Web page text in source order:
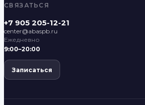
СВЯЗАТЬСЯ
+7 905 205-12-21
center@abaspb.ru
Ежедневно
9:00–20:00
Записаться